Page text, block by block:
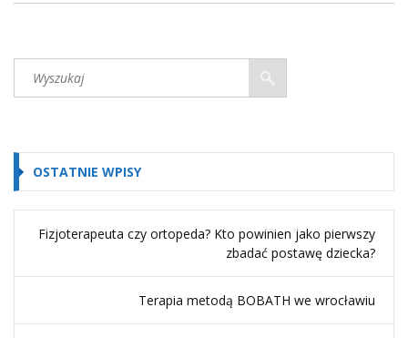
OSTATNIE WPISY
Fizjoterapeuta czy ortopeda? Kto powinien jako pierwszy
zbadać postawę dziecka?
Terapia metodą BOBATH we wrocławiu